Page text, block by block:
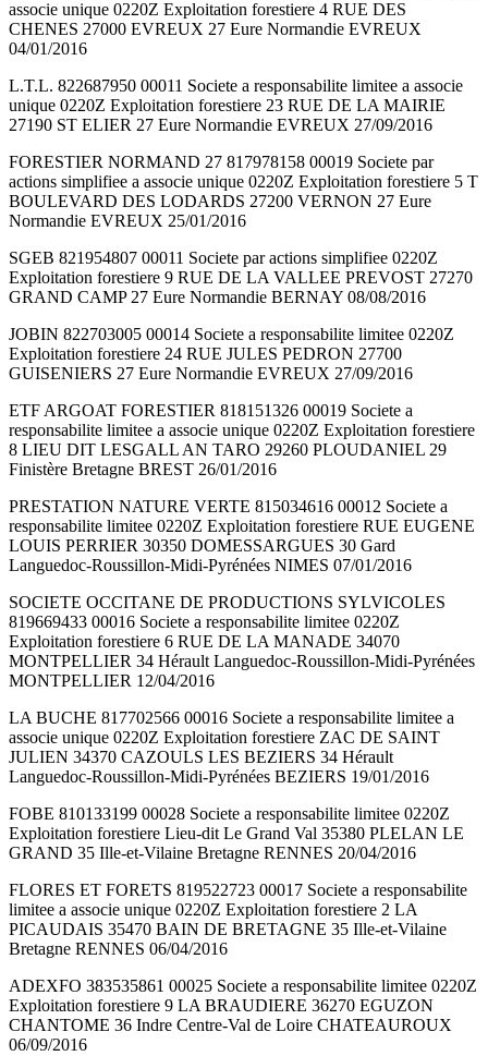
associe unique 0220Z Exploitation forestiere 4 RUE DES
CHENES 27000 EVREUX 27 Eure Normandie EVREUX
04/01/2016
L.T.L. 822687950 00011 Societe a responsabilite limitee a associe
unique 0220Z Exploitation forestiere 23 RUE DE LA MAIRIE
27190 ST ELIER 27 Eure Normandie EVREUX 27/09/2016
FORESTIER NORMAND 27 817978158 00019 Societe par
actions simplifiee a associe unique 0220Z Exploitation forestiere 5 T
BOULEVARD DES LODARDS 27200 VERNON 27 Eure
Normandie EVREUX 25/01/2016
SGEB 821954807 00011 Societe par actions simplifiee 0220Z
Exploitation forestiere 9 RUE DE LA VALLEE PREVOST 27270
GRAND CAMP 27 Eure Normandie BERNAY 08/08/2016
JOBIN 822703005 00014 Societe a responsabilite limitee 0220Z
Exploitation forestiere 24 RUE JULES PEDRON 27700
GUISENIERS 27 Eure Normandie EVREUX 27/09/2016
ETF ARGOAT FORESTIER 818151326 00019 Societe a
responsabilite limitee a associe unique 0220Z Exploitation forestiere
8 LIEU DIT LESGALL AN TARO 29260 PLOUDANIEL 29
Finistère Bretagne BREST 26/01/2016
PRESTATION NATURE VERTE 815034616 00012 Societe a
responsabilite limitee 0220Z Exploitation forestiere RUE EUGENE
LOUIS PERRIER 30350 DOMESSARGUES 30 Gard
Languedoc-Roussillon-Midi-Pyrénées NIMES 07/01/2016
SOCIETE OCCITANE DE PRODUCTIONS SYLVICOLES
819669433 00016 Societe a responsabilite limitee 0220Z
Exploitation forestiere 6 RUE DE LA MANADE 34070
MONTPELLIER 34 Hérault Languedoc-Roussillon-Midi-Pyrénées
MONTPELLIER 12/04/2016
LA BUCHE 817702566 00016 Societe a responsabilite limitee a
associe unique 0220Z Exploitation forestiere ZAC DE SAINT
JULIEN 34370 CAZOULS LES BEZIERS 34 Hérault
Languedoc-Roussillon-Midi-Pyrénées BEZIERS 19/01/2016
FOBE 810133199 00028 Societe a responsabilite limitee 0220Z
Exploitation forestiere Lieu-dit Le Grand Val 35380 PLELAN LE
GRAND 35 Ille-et-Vilaine Bretagne RENNES 20/04/2016
FLORES ET FORETS 819522723 00017 Societe a responsabilite
limitee a associe unique 0220Z Exploitation forestiere 2 LA
PICAUDAIS 35470 BAIN DE BRETAGNE 35 Ille-et-Vilaine
Bretagne RENNES 06/04/2016
ADEXFO 383535861 00025 Societe a responsabilite limitee 0220Z
Exploitation forestiere 9 LA BRAUDIERE 36270 EGUZON
CHANTOME 36 Indre Centre-Val de Loire CHATEAUROUX
06/09/2016